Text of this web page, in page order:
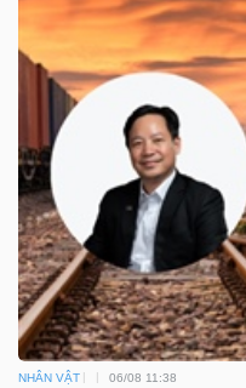
NHÂN VẬT 06/08 11:38